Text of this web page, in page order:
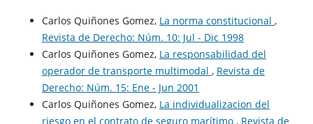
Carlos Quiñones Gomez, La norma constitucional ,
Revista de Derecho: Núm. 10: Jul - Dic 1998
Carlos Quiñones Gomez, La responsabilidad del
operador de transporte multimodal , Revista de
Derecho: Núm. 15: Ene - Jun 2001
Carlos Quiñones Gomez, La individualizacion del
riesgo en el contrato de seguro marítimo , Revista de